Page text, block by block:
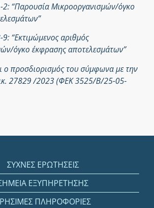
2: “Παρουσία Μικροοργανισμών/όγκο
“Εκτιμώμενος αριθμός
όγκο έκφρασης αποτελεσμάτων”
ο προσδιορισμός του σύμφωνα με την
27829 /2023 (ΦΕΚ 3525/Β/25-05-
ΣΥΧΝΕΣ ΕΡΩΤΗΣΕΙΣ
ΕΞΥΠΗΡΕΤΗΣΗΣ
ΠΛΗΡΟΦΟΡΙΕΣ